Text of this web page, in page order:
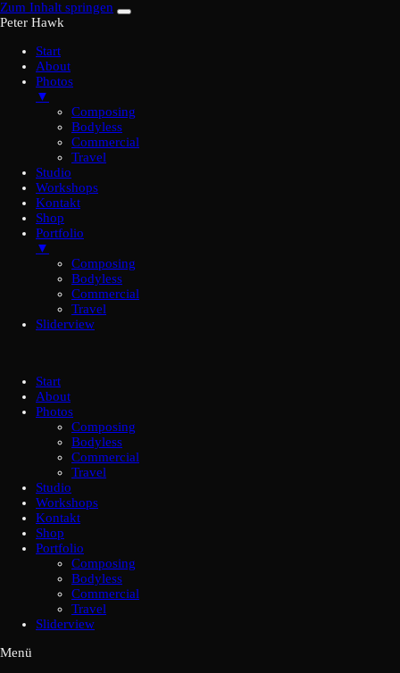
Zum Inhalt springen
Peter Hawk
Start
About
Photos
▼
Composing
Bodyless
Commercial
Travel
Studio
Workshops
Kontakt
Shop
Portfolio
▼
Composing
Bodyless
Commercial
Travel
Sliderview
Start
About
Photos
Composing
Bodyless
Commercial
Travel
Studio
Workshops
Kontakt
Shop
Portfolio
Composing
Bodyless
Commercial
Travel
Sliderview
Menü